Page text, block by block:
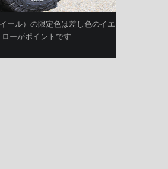
ール）の限定色は差し色のイエ
ローがポイントです